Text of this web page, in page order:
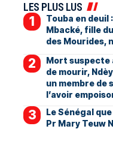
LES PLUS LUS
Touba en deuil
Mbacké, fille
des Mourides,
Mort suspecte
de mourir,
un membre de
l’avoir
Le Sénégal
Pr Mary Teuw